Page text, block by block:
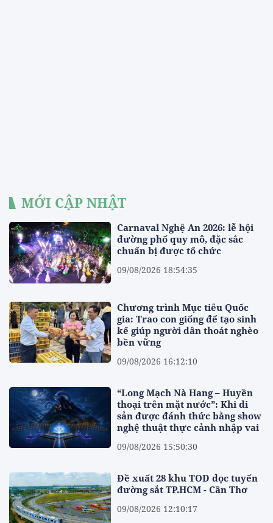
MỚI CẬP NHẬT
Carnaval Nghệ An 2026: lễ hội
đường phố quy mô, đặc sắc
chuẩn bị được tổ chức
09/08/2026 18:54:35
Chương trình Mục tiêu Quốc
gia: Trao con giống để tạo sinh
kế giúp người dân thoát nghèo
bền vững
09/08/2026 16:12:10
“Long Mạch Nà Hang – Huyền
thoại trên mặt nước”: Khi di
sản được đánh thức bằng show
nghệ thuật thực cảnh nhập vai
09/08/2026 15:50:30
Đề xuất 28 khu TOD dọc tuyến
đường sắt TP.HCM - Cần Thơ
09/08/2026 12:10:17